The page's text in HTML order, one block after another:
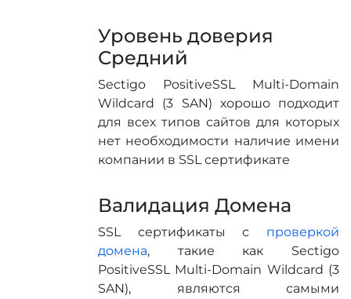
Уровень доверия
Средний
Sectigo PositiveSSL Multi-Domain
Wildcard (3 SAN) хорошо подходит
для всех типов сайтов для которых
нет необходимости наличие имени
компании в SSL сертификате
Валидация Домена
SSL сертификаты с проверкой
домена, такие как Sectigo
PositiveSSL Multi-Domain Wildcard (3
SAN), являются самыми